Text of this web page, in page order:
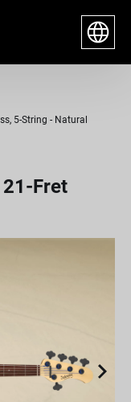
5-String - Natural
Fret